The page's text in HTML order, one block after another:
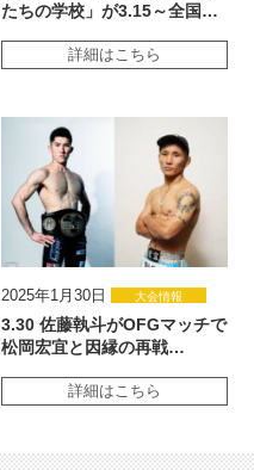
たちの学校」が3.15～全国…
詳細はこちら
2025年1月30日 大会情報
3.30 佐藤執斗がOFGマッチで
松岡宏宜と因縁の再戦…
詳細はこちら